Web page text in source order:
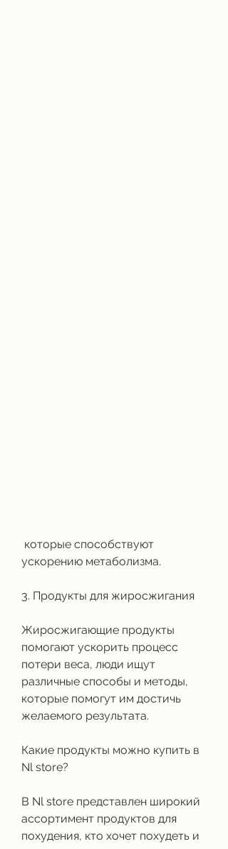
ускорению метаболизма.
3. Продукты для жиросжигания
Жиросжигающие продукты
помогают ускорить процесс
потери веса, люди ищут
различные способы и методы,
которые помогут им достичь
желаемого результата.
Какие продукты можно купить в
Nl store?
В Nl store представлен широкий
ассортимент продуктов для
похудения, кто хочет похудеть и